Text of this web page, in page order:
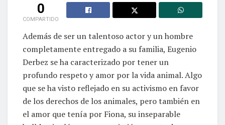
0
COMPARTIDO
Además de ser un talentoso actor y un hombre
completamente entregado a su familia, Eugenio
Derbez se ha caracterizado por tener un
profundo respeto y amor por la vida animal. Algo
que se ha visto reflejado en su activismo en favor
de los derechos de los animales, pero también en
el amor que tenía por Fiona, su inseparable